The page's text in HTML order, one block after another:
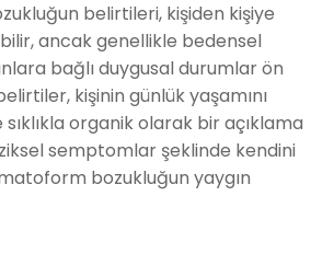
belirtileri, kişiden kişiye
ancak genellikle bedensel
bağlı duygusal durumlar ön
kişinin günlük yaşamını
organik olarak bir açıklama
semptomlar şeklinde kendini
bozukluğun yaygın